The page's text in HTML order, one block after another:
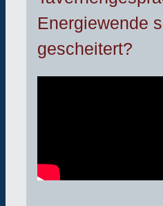
Energiewende
gescheitert?